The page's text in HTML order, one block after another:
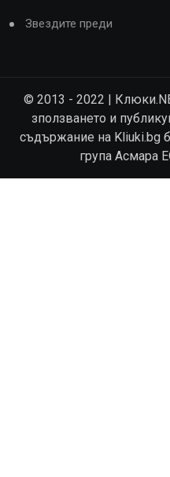
Звездите преди
© 2013 - 2022 |
зползването и
съдържание на Kliuki.bg
група Асмара